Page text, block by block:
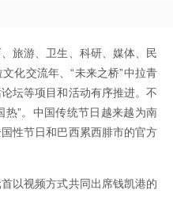
旅游、卫生、科研、媒体、民
化交流年、“未来之桥”中拉青
坛等项目和活动有序推进。不
热”。中国传统节日越来越为南
性节日和巴西累西腓市的官方
以视频方式共同出席钱凯港的